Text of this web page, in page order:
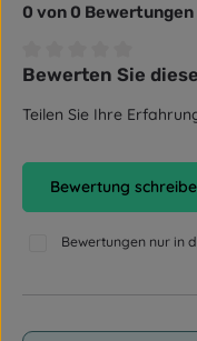
0 von 0 Bewertungen
Durchschnittliche
Bewerten Sie
Teilen Sie Ihre
Bewertung
Bewertungen nur in